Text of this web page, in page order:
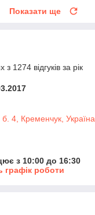
Показати ще
1274 відгуків за рік
4, Кременчук, Україна
з 10:00 до 16:30
графік роботи